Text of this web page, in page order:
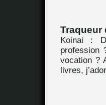
Traqueur
Koinai :
profession
vocation ?
livres,